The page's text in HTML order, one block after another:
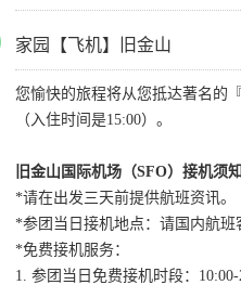
家园【飞机】旧金山
您愉快的旅程将从您抵达著名的
（入住时间是15:00）。
旧金山国际机场（SFO）接机须
*请在出发三天前提供航班资讯。
*参团当日接机地点：请国内航班
*免费接机服务：
1. 参团当日免费接机时段：